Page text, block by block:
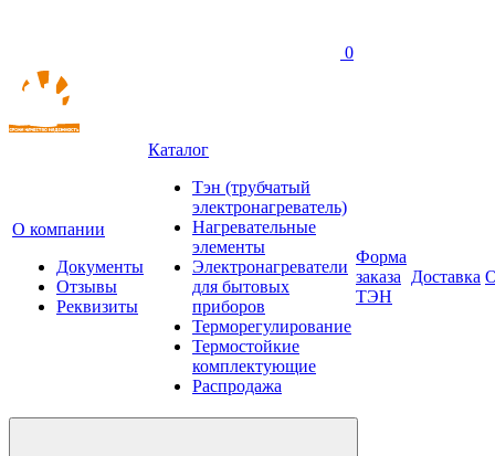
0
О компании
Документы
Отзывы
Реквизиты
Каталог
Тэн (трубчатый
электронагреватель)
Нагревательные
элементы
Электронагреватели
для бытовых
приборов
Терморегулирование
Термостойкие
комплектующие
Распродажа
Форма
заказа
ТЭН
Доставка